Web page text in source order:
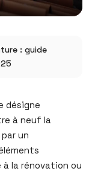
: guide
désigne
à neuf la
un
à la rénovation ou